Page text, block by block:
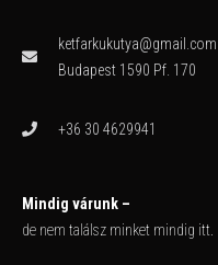
ketfarkukutya@gmail.com
Budapest 1590 Pf. 170
+36 30 4629941
Mindig várunk –
de nem találsz minket mindig itt.